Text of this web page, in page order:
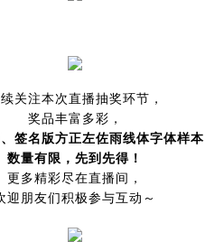
关注本次直播抽奖环节，
奖品丰富多彩，
签名版方正左佐雨线体字体样本
数量有限，先到先得！
更多精彩尽在直播间，
迎朋友们积极参与互动～